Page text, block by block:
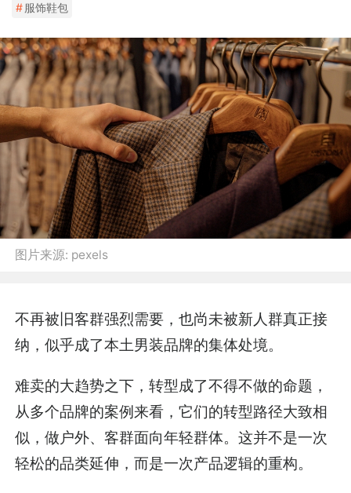
#服饰鞋包
图片来源: pexels
不再被旧客群强烈需要，也尚未被新人群真正接
纳，似乎成了本土男装品牌的集体处境。
难卖的大趋势之下，转型成了不得不做的命题，
从多个品牌的案例来看，它们的转型路径大致相
似，做户外、客群面向年轻群体。这并不是一次
轻松的品类延伸，而是一次产品逻辑的重构。